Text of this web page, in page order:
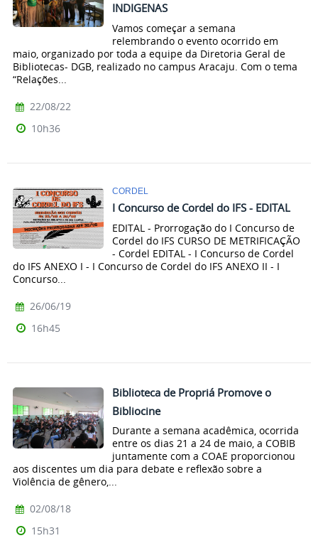
INDIGENAS
Vamos começar a semana
relembrando o evento ocorrido em
maio, organizado por toda a equipe da Diretoria Geral de
Bibliotecas- DGB, realizado no campus Aracaju. Com o tema
“Relações...
22/08/22
10h36
CORDEL
I Concurso de Cordel do IFS - EDITAL
EDITAL - Prorrogação do I Concurso de
Cordel do IFS CURSO DE METRIFICAÇÃO
- Cordel EDITAL - I Concurso de Cordel
do IFS ANEXO I - I Concurso de Cordel do IFS ANEXO II - I
Concurso...
26/06/19
16h45
Biblioteca de Propriá Promove o
Bibliocine
Durante a semana acadêmica, ocorrida
entre os dias 21 a 24 de maio, a COBIB
juntamente com a COAE proporcionou
aos discentes um dia para debate e reflexão sobre a
Violência de gênero,...
02/08/18
15h31